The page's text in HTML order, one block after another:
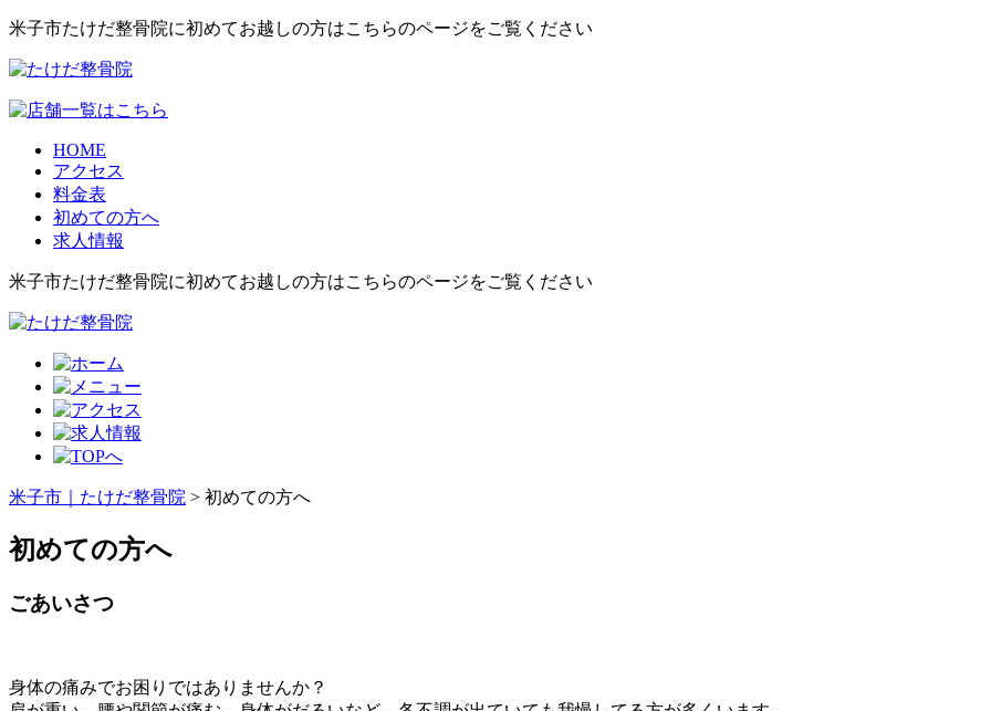
米子市たけだ整骨院に初めてお越しの方はこちらのページをご覧ください
HOME
アクセス
料金表
初めての方へ
求人情報
米子市たけだ整骨院に初めてお越しの方はこちらのページをご覧ください
米子市｜たけだ整骨院 > 初めての方へ
初めての方へ
ごあいさつ
身体の痛みでお困りではありませんか？